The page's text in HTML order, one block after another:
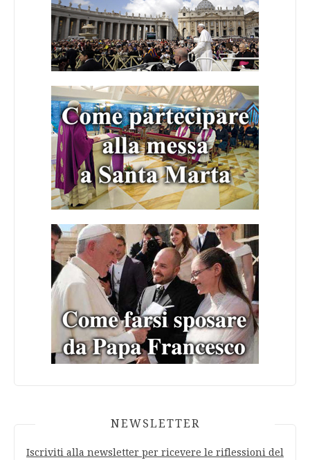
NEWSLETTER
Iscriviti alla newsletter per ricevere le riflessioni del